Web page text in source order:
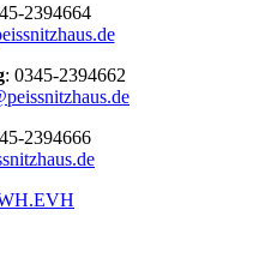
2394664
: 0345-2394662
2394666